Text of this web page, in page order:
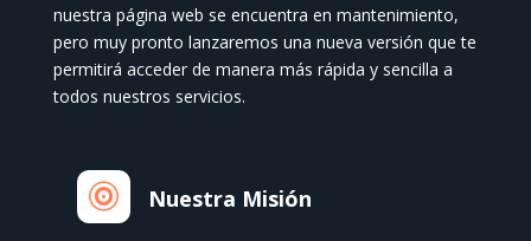
nuestra página web se encuentra en mantenimiento,
pero muy pronto lanzaremos una nueva versión que te
permitirá acceder de manera más rápida y sencilla a
todos nuestros servicios.
 Nuestra Misión